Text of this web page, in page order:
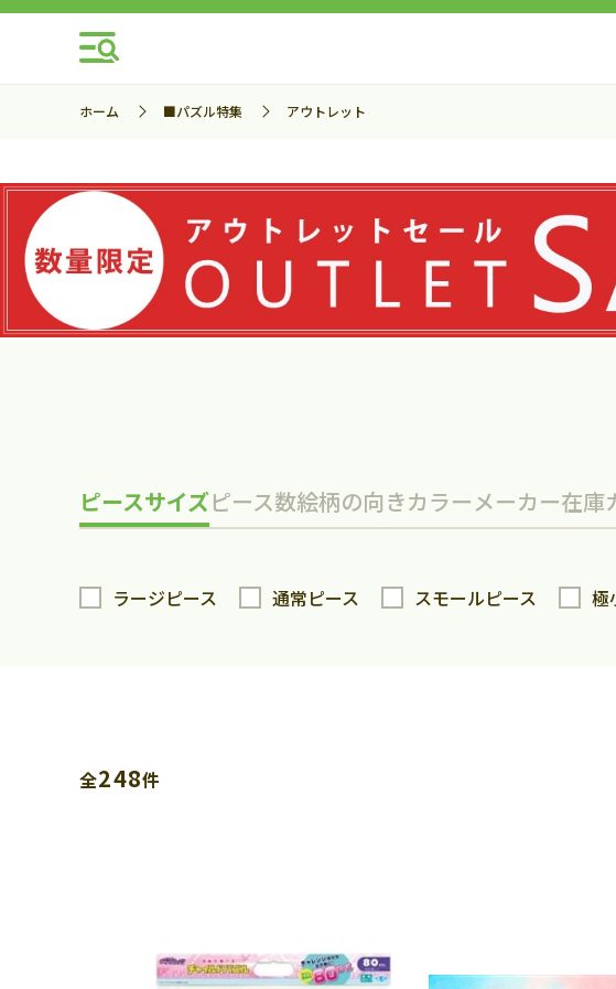
ホーム ■パズル特集 アウトレット
ピースサイズピース数絵柄の向きカラーメーカー在庫
ラージピース 通常ピース スモールピース 極
全248件